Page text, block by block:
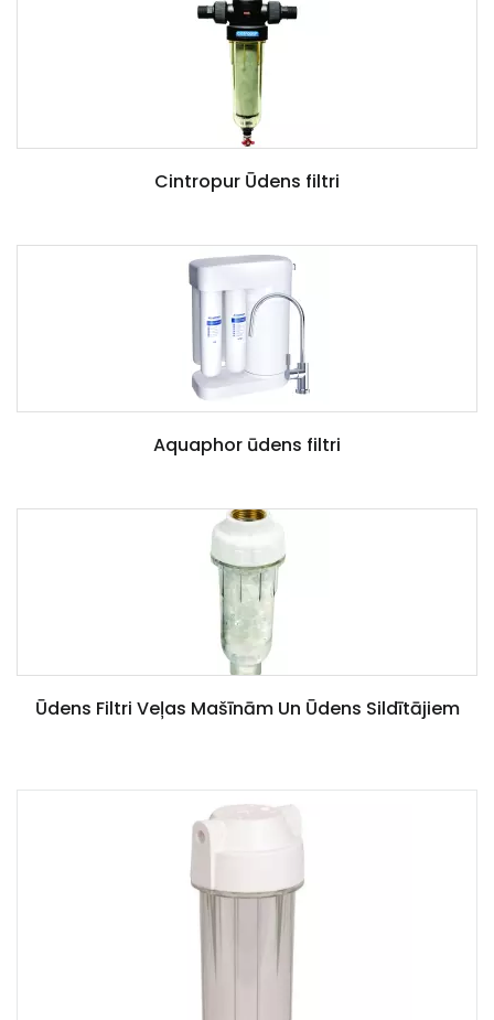
Cintropur Ūdens filtri
Aquaphor ūdens filtri
Ūdens Filtri Veļas Mašīnām Un Ūdens Sildītājiem